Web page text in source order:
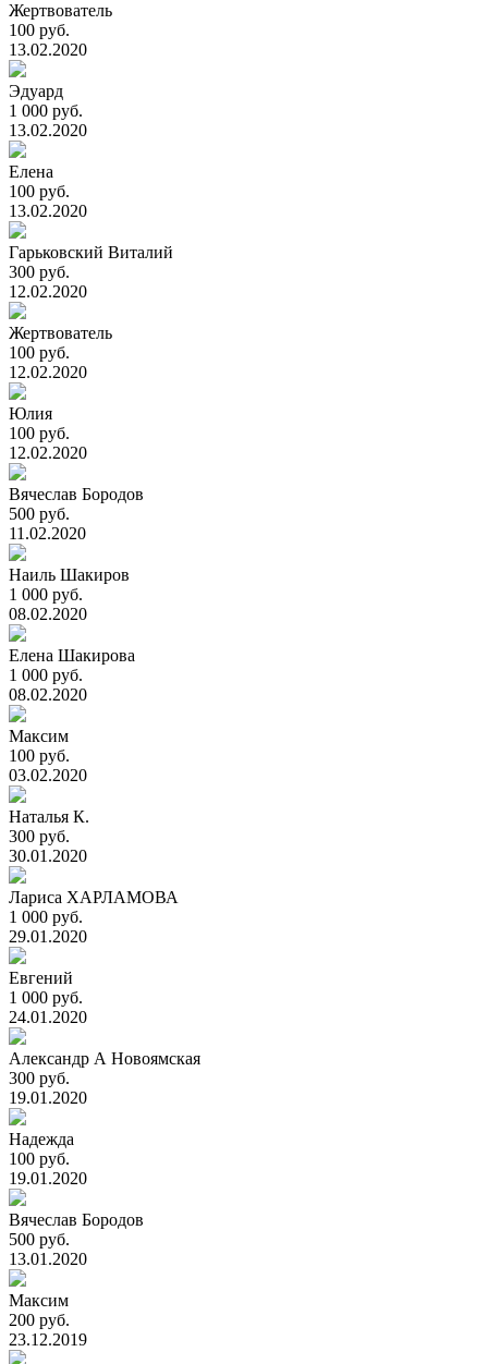
Жертвователь
100 руб.
13.02.2020
Эдуард
1 000 руб.
13.02.2020
Елена
100 руб.
13.02.2020
Гарьковский Виталий
300 руб.
12.02.2020
Жертвователь
100 руб.
12.02.2020
Юлия
100 руб.
12.02.2020
Вячеслав Бородов
500 руб.
11.02.2020
Наиль Шакиров
1 000 руб.
08.02.2020
Елена Шакирова
1 000 руб.
08.02.2020
Максим
100 руб.
03.02.2020
Наталья К.
300 руб.
30.01.2020
Лариса ХАРЛАМОВА
1 000 руб.
29.01.2020
Евгений
1 000 руб.
24.01.2020
Александр А Новоямская
300 руб.
19.01.2020
Надежда
100 руб.
19.01.2020
Вячеслав Бородов
500 руб.
13.01.2020
Максим
200 руб.
23.12.2019